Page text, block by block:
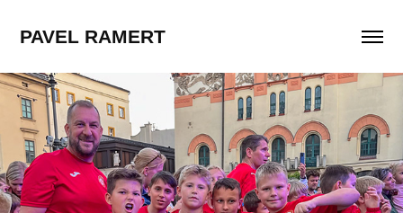
PAVEL RAMERT
Krakov 6/2024 - Fotbal
2024